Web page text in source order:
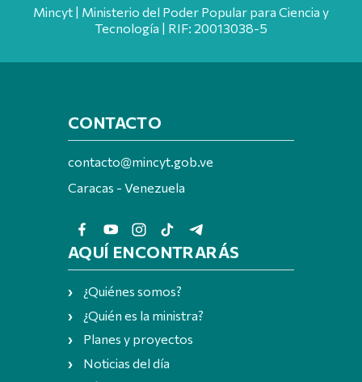
Mincyt | Ministerio del Poder Popular para Ciencia y
Tecnología | RIF: 20013038-5
CONTACTO
contacto@mincyt.gob.ve
Caracas - Venezuela
AQUÍ ENCONTRARÁS
¿Quiénes somos?
¿Quién es la ministra?
Planes y proyectos
Noticias del día